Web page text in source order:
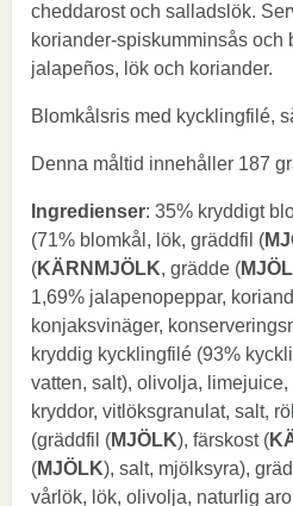
cheddarost och salladslök.
koriander-spiskumminsås och
jalapeños, lök och koriander.
Blomkålsris med kycklingfilé,
Denna måltid innehåller 187
Ingredienser: 35% kryddigt
(71% blomkål, lök, gräddfil (
(KÄRNMJÖLK, grädde (
1,69% jalapenopeppar,
konjaksvinäger,
kryddig kycklingfilé (93%
vatten, salt), olivolja,
kryddor, vitlöksgranulat, salt,
(gräddfil (MJÖLK), färskost (
(MJÖLK), salt, mjölksyra),
vårlök, lök, olivolja, naturlig